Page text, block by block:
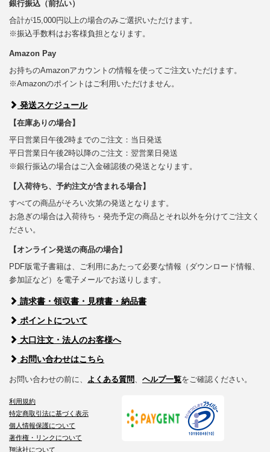
銀行振込（前払い）
合計が15,000円以上の場合のみご選択いただけます。
※振込手数料はお客様負担となります。
Amazon Pay
お持ちのAmazonアカウントの情報を使ってご注文いただけます。
※Amazonのポイントはご利用いただけません。
発送スケジュール
【在庫ありの場合】
平日営業日午後2時までのご注文：当日発送
平日営業日午後2時以降のご注文：翌営業日発送
※銀行振込の場合はご入金確認後の発送となります。
【入荷待ち、予約注文が含まれる場合】
すべての商品がそろい次第の発送となります。
お急ぎの場合は入荷待ち・発売予定の商品とそれ以外を分けてご注文く
ださい。
【オンライン発送の商品の場合】
PDF版電子書籍は、ご利用にあたって必要な情報（ダウンロード情報、
参加証など）を電子メールでお送りします。
請求書・領収書・見積書・納品書
ポイントについて
大口注文・法人のお客様へ
お問い合わせはこちら
お問い合わせの前に、 よくある質問 ヘルプ一覧をご確認ください。
利用規約
特定商取引法に基づく表示
個人情報保護について
著作権・リンクについて
翔泳社について